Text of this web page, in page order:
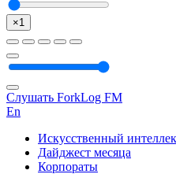
×1
Слушать ForkLog FM
En
Искусственный
Дайджест месяца
Корпораты